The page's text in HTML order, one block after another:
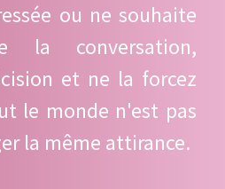
ou ne souhaite
la conversation,
et ne la forcez
le monde n'est pas
la même attirance.